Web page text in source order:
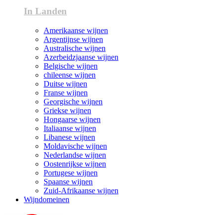
In Landen
Amerikaanse wijnen
Argentijnse wijnen
Australische wijnen
Azerbeidzjaanse wijnen
Belgische wijnen
chileense wijnen
Duitse wijnen
Franse wijnen
Georgische wijnen
Griekse wijnen
Hongaarse wijnen
Italiaanse wijnen
Libanese wijnen
Moldavische wijnen
Nederlandse wijnen
Oostenrijkse wijnen
Portugese wijnen
Spaanse wijnen
Zuid-Afrikaanse wijnen
Wijndomeinen